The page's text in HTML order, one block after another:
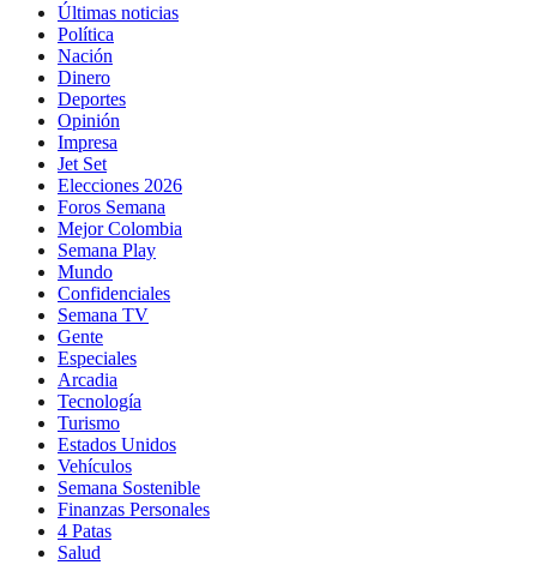
Últimas noticias
Política
Nación
Dinero
Deportes
Opinión
Impresa
Jet Set
Elecciones 2026
Foros Semana
Mejor Colombia
Semana Play
Mundo
Confidenciales
Semana TV
Gente
Especiales
Arcadia
Tecnología
Turismo
Estados Unidos
Vehículos
Semana Sostenible
Finanzas Personales
4 Patas
Salud